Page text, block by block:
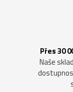
Přes 30
Naše